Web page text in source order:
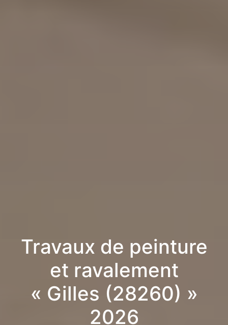
Travaux de peinture
et ravalement
« Gilles (28260) »
2026